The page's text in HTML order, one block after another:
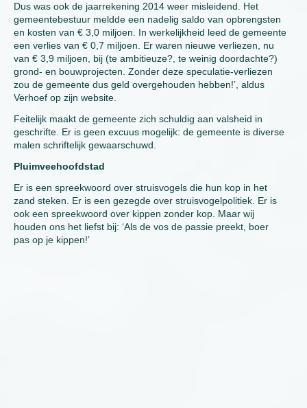
Dus was ook de jaarrekening 2014 weer misleidend. Het
gemeentebestuur meldde een nadelig saldo van opbrengsten
en kosten van € 3,0 miljoen. In werkelijkheid leed de gemeente
een verlies van € 0,7 miljoen. Er waren nieuwe verliezen, nu
van € 3,9 miljoen, bij (te ambitieuze?, te weinig doordachte?)
grond- en bouwprojecten. Zonder deze speculatie-verliezen
zou de gemeente dus geld overgehouden hebben!’, aldus
Verhoef op zijn website.
Feitelijk maakt de gemeente zich schuldig aan valsheid in
geschrifte. Er is geen excuus mogelijk: de gemeente is diverse
malen schriftelijk gewaarschuwd.
Pluimveehoofdstad
Er is een spreekwoord over struisvogels die hun kop in het
zand steken. Er is een gezegde over struisvogelpolitiek. Er is
ook een spreekwoord over kippen zonder kop. Maar wij
houden ons het liefst bij: ‘Als de vos de passie preekt, boer
pas op je kippen!’